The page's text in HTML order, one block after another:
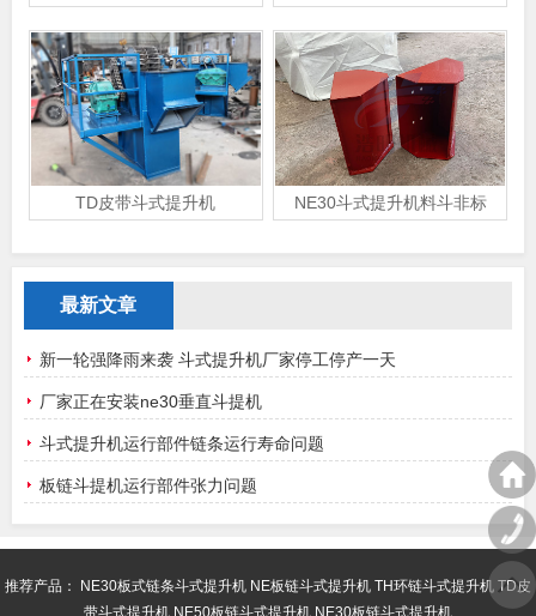
TD皮带斗式提升机 NE30斗式提升机料斗非标
最新文章
新一轮强降雨来袭 斗式提升机厂家停工停产一天
厂家正在安装ne30垂直斗提机
斗式提升机运行部件链条运行寿命问题
板链斗提机运行部件张力问题
推荐产品： NE30板式链条斗式提升机 NE板链斗式提升机 TH环链斗式提升机 TD皮
带斗式提升机 NE50板链斗式提升机 NE30板链斗式提升机